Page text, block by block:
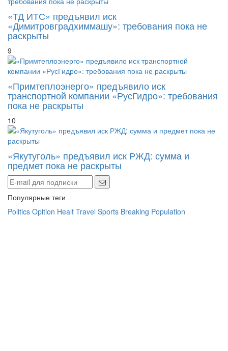
«ТД ИТС» предъявил иск
«Димитровградхиммашу»: требования пока не
раскрыты
9
«Примтеплоэнерго» предъявило иск
транспортной компании «РусГидро»: требования
пока не раскрыты
10
«Якутуголь» предъявил иск РЖД: сумма и
предмет пока не раскрыты
Популярные теги
Politics Opition Healt Travel Sports Breaking Population